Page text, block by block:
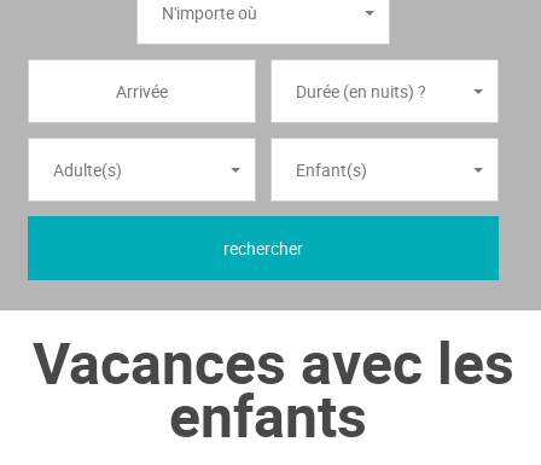
N'importe où
Durée (en nuits) ?
Adulte(s) Enfant(s)
rechercher
Vacances avec les
enfants